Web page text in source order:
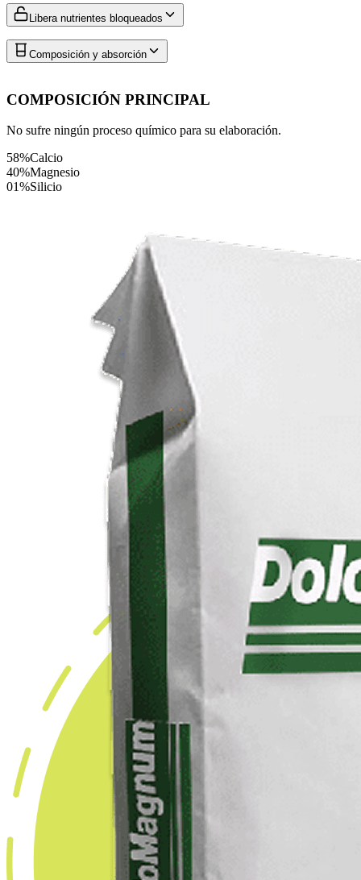
Libera nutrientes bloqueados
Composición y absorción
COMPOSICIÓN PRINCIPAL
No sufre ningún proceso químico para su elaboración.
58%Calcio
40%Magnesio
01%Silicio